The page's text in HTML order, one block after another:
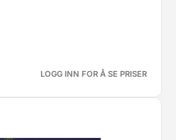
LOGG INN FOR Å SE PRISER